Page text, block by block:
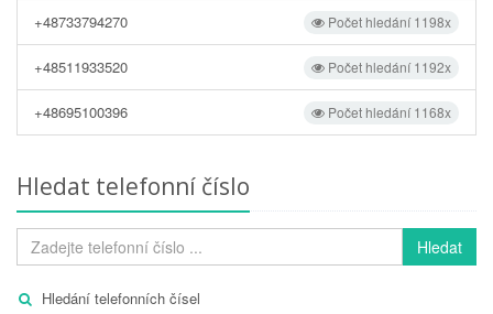
Počet hledání 1198x
+48733794270
Počet hledání 1192x
+48511933520
Počet hledání 1168x
+48695100396
Hledat telefonní číslo
Hledat
Hledání telefonních čísel